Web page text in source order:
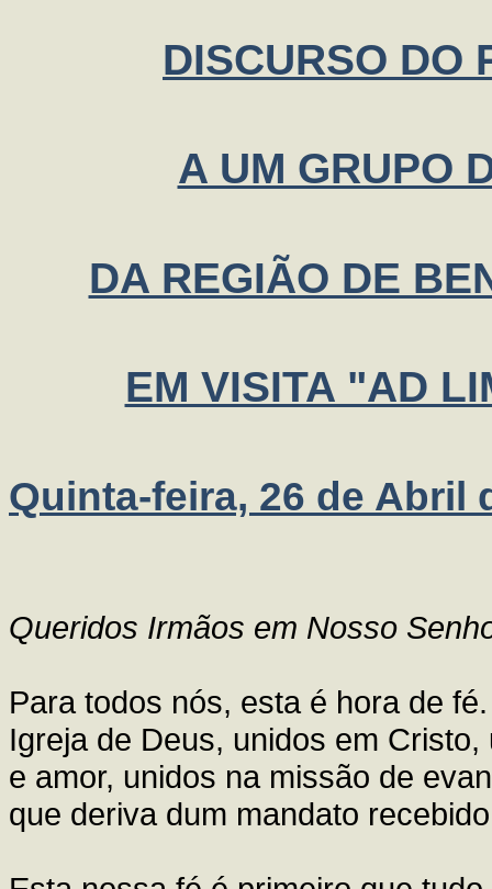
DISCURSO DO
A UM GRUPO
DA REGIÃO DE
EM VISITA "AD
Quinta-feira, 26 de Abril
Queridos Irmãos em Nosso
Para todos nós, esta é hora de
Igreja de Deus, unidos em
e amor, unidos na missão de
que deriva dum mandato